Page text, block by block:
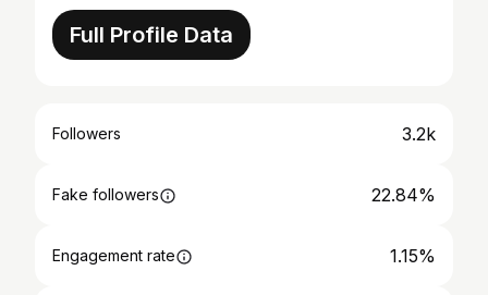
Full Profile Data
Followers 3.2k
Fake followers 22.84%
Engagement rate 1.15%